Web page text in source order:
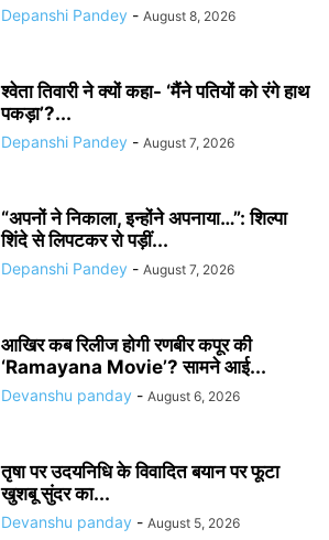
Depanshi Pandey - August 8, 2026
श्वेता तिवारी ने क्यों कहा- ‘मैंने पतियों को रंगे हाथ
पकड़ा’?...
Depanshi Pandey - August 7, 2026
“अपनों ने निकाला, इन्होंने अपनाया…”: शिल्पा
शिंदे से लिपटकर रो पड़ीं...
Depanshi Pandey - August 7, 2026
आखिर कब रिलीज होगी रणबीर कपूर की
‘Ramayana Movie’? सामने आई...
Devanshu panday - August 6, 2026
तृषा पर उदयनिधि के विवादित बयान पर फूटा
खुशबू सुंदर का...
Devanshu panday - August 5, 2026